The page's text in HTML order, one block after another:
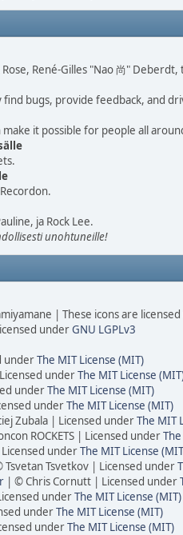
René-Gilles "Nao 尚" Deberdt,
bugs, provide feedback, and
it possible for people all
ja Rock Lee.
unohtuneille!
| These icons are
underGNU LGPLv3
underThe MIT License (MIT)
underThe MIT License
underThe MIT License (MIT)
underThe MIT License (MIT)
Zubala | Licensed underThe MIT
ROCKETS | Licensed under
underThe MIT License
Tsvetkov | Licensed under
| © Chris Cornutt | Licensed under
underThe MIT License (MIT)
underThe MIT License (MIT)
underThe MIT License (MIT)